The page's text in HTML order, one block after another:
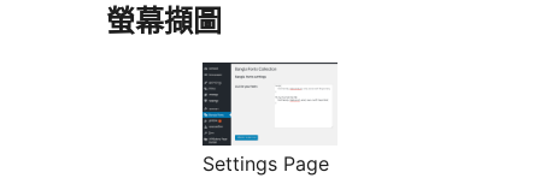
螢幕擷圖
Settings Page